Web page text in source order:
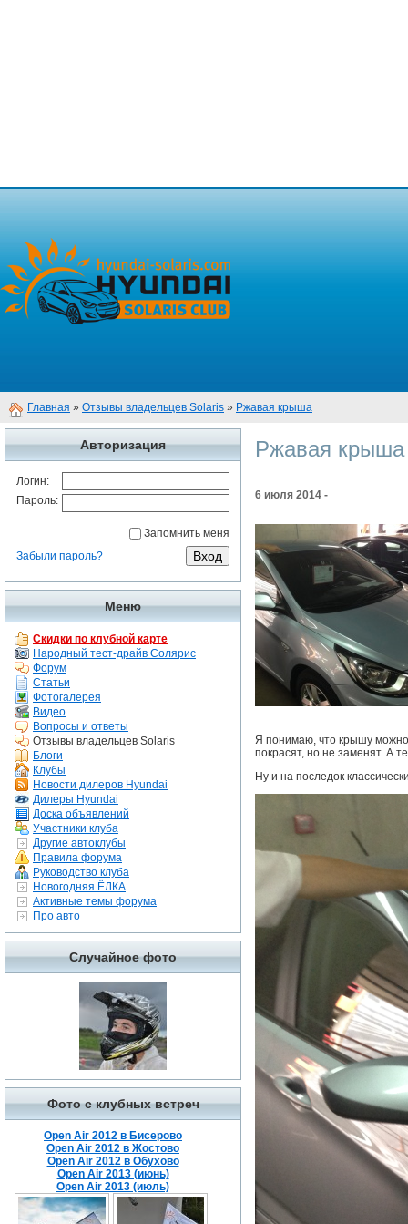
Главная » Отзывы владельцев Solaris » Ржавая крыша
Авторизация
Логин:
Пароль:
Запомнить меня
Забыли пароль?
Меню
Скидки по клубной карте
Народный тест-драйв Солярис
Форум
Статьи
Фотогалерея
Видео
Вопросы и ответы
Отзывы владельцев Solaris
Блоги
Клубы
Новости дилеров Hyundai
Дилеры Hyundai
Доска объявлений
Участники клуба
Другие автоклубы
Правила форума
Руководство клуба
Новогодняя ЁЛКА
Активные темы форума
Про авто
Случайное фото
Фото с клубных встреч
Open Air 2012 в Бисерово
Open Air 2012 в Жостово
Open Air 2012 в Обухово
Open Air 2013 (июнь)
Open Air 2013 (июль)
Ржавая крыша
6 июля 2014 -
Я понимаю, что крышу можно
покрасят, но не заменят. А
Ну и на последок